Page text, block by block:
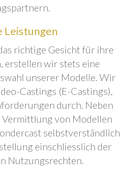
Leistungen
richtige Gesicht für ihre
erstellen wir stets eine
unserer Modelle. Wir
Castings (E-Castings),
durch. Neben
Vermittlung von Modellen
selbstverständlich
einschliesslich der
Nutzungsrechten.